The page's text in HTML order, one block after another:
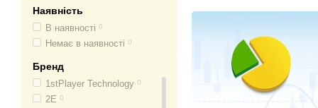
Наявність
В наявності 0
Немає в наявності 0
Бренд
1stPlayer Technology 0
2E 0